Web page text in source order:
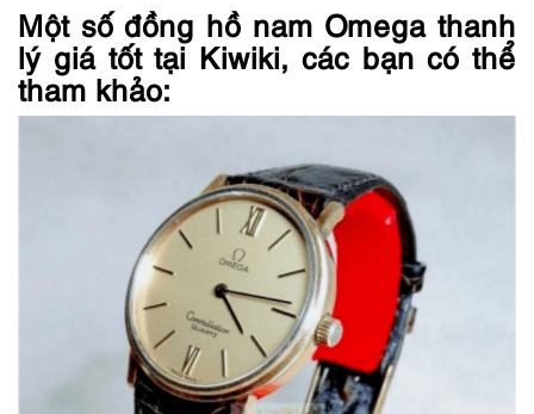
Một số đồng hồ nam Omega thanh
lý giá tốt tại Kiwiki, các bạn có thể
tham khảo: